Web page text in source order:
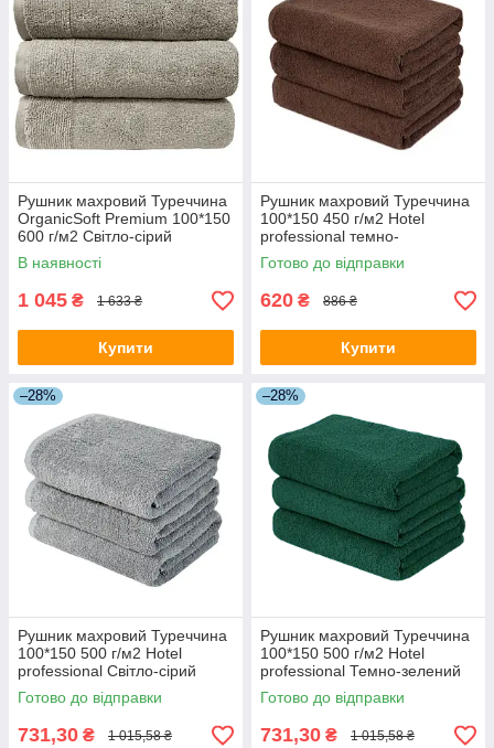
Рушник махровий Туреччина
OrganicSoft Premium 100*150
600 г/м2 Світло-сірий
В наявності
1 045 ₴ 1 633 ₴
Купити
Рушник махровий Туреччина
100*150 450 г/м2 Hotel
professional темно-
коричневий
Готово до відправки
620 ₴ 886 ₴
Купити
–28%
Рушник махровий Туреччина
100*150 500 г/м2 Hotel
professional Світло-сірий
Готово до відправки
731,30 ₴ 1 015,58 ₴
–28%
Рушник махровий Туреччина
100*150 500 г/м2 Hotel
professional Темно-зелений
Готово до відправки
731,30 ₴ 1 015,58 ₴